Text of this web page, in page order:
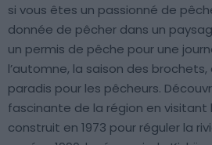
si vous êtes un passionné de
donnée de pêcher dans un
un permis de pêche pour une
l’automne, la saison des
paradis pour les pêcheurs.
fascinante de la région en visitant
construit en 1973 pour réguler la